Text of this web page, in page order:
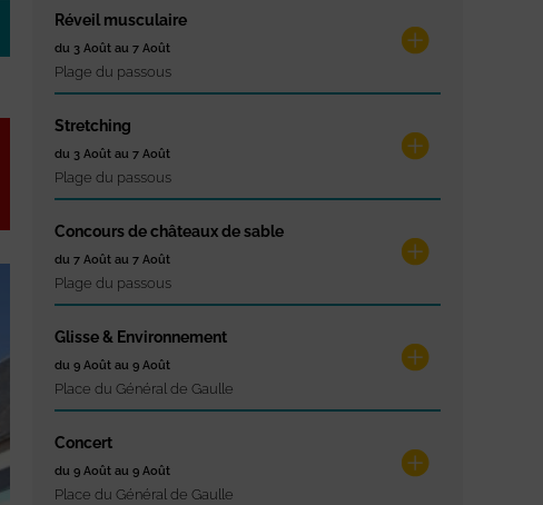
Réveil musculaire
du 3 Août au 7 Août
Plage du passous
Stretching
du 3 Août au 7 Août
Plage du passous
Concours de châteaux de sable
du 7 Août au 7 Août
Plage du passous
Glisse & Environnement
du 9 Août au 9 Août
Place du Général de Gaulle
Concert
du 9 Août au 9 Août
Place du Général de Gaulle